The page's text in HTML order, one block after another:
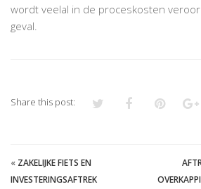
wordt veelal in de proceskosten
geval.
Share this post:
« ZAKELIJKE FIETS EN
INVESTERINGSAFTREK